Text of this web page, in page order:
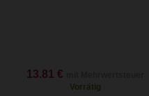
13.81 €
Vorrätig